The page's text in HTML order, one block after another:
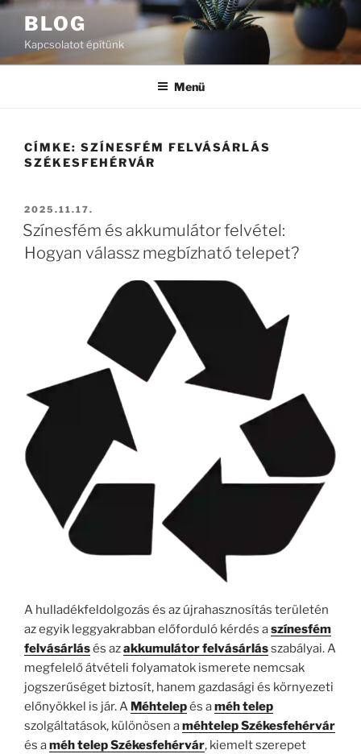
Tartalomhoz
BLOG
Kapcsolatot építünk
Menü
CÍMKE: SZÍNESFÉM FELVÁSÁRLÁS
SZÉKESFEHÉRVÁR
BEKÜLDVE:
2025.11.17.
Színesfém és akkumulátor felvétel:
Hogyan válassz megbízható telepet?
A hulladékfeldolgozás és az újrahasznosítás területén
az egyik leggyakrabban előforduló kérdés aszínesfém
felvásárlásés azakkumulátor felvásárlásszabályai. A
megfelelő átvételi folyamatok ismerete nemcsak
jogszerűséget biztosít, hanem gazdasági és környezeti
előnyökkel is jár. A Méhtelepés améh telep
szolgáltatások, különösen améhtelep Székesfehérvár
és améh telep Székesfehérvár, kiemelt szerepet